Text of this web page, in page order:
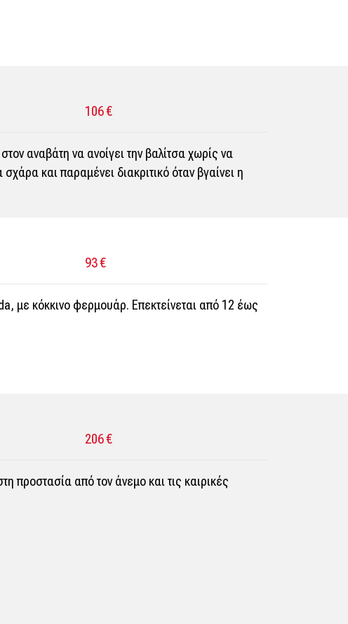
106 €
αναβάτη να ανοίγει την βαλίτσα χωρίς να
και παραμένει διακριτικό όταν βγαίνει η
93 €
με κόκκινο φερμουάρ. Επεκτείνεται από 12 έως
206 €
προστασία από τον άνεμο και τις καιρικές